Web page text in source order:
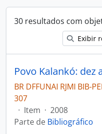
30 resultados com
Exibir
BR DFFUNAI RJMI BIB-
307
· Item · 2008
Parte de Bibliográfico